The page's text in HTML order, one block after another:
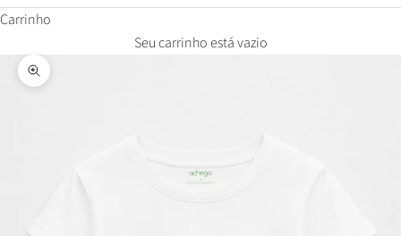
Carrinho
Seu carrinho está vazio
Zoom na imagem